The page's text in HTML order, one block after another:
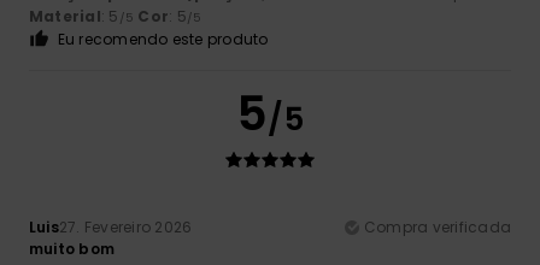
Material: 5 /5 Cor: 5/5
Eu recomendo este produto
5/5
Luis27. Fevereiro 2026
Compra verificada
muito bom